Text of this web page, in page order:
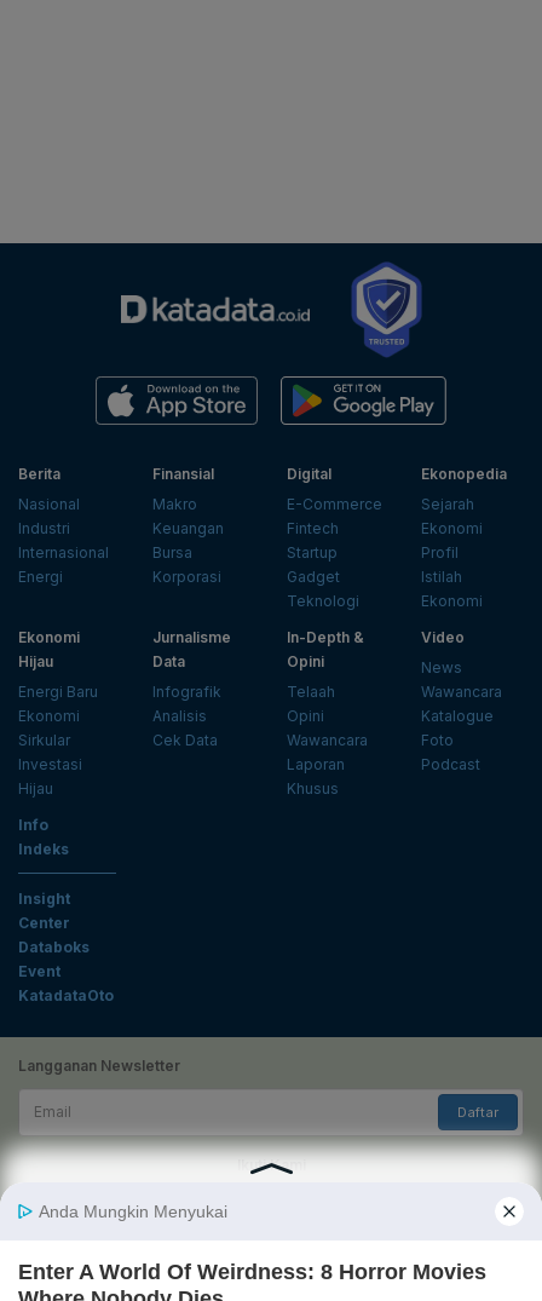
Berita
Nasional
Industri
Internasional
Energi
Finansial
Makro
Keuangan
Bursa
Korporasi
Digital
E-Commerce
Fintech
Startup
Gadget
Teknologi
Ekonopedia
Sejarah
Ekonomi
Profil
Istilah
Ekonomi
Ekonomi
Hijau
Energi Baru
Ekonomi
Sirkular
Investasi
Hijau
Jurnalisme
Data
Infografik
Analisis
Cek Data
In-Depth &
Opini
Telaah
Opini
Wawancara
Laporan
Khusus
Video
News
Wawancara
Katalogue
Foto
Podcast
Info
Indeks
Insight
Center
Databoks
Event
KatadataOto
Langganan Newsletter
Daftar
Ikuti Kami
Tentang Katadata Advertising Karier
Pedoman Media Siber
Kebijakan Privasi